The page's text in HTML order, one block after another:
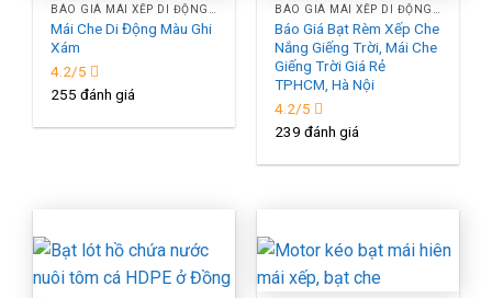
Mái Che Di Động Màu Ghi
Xám
4.2/5
255 đánh giá
Báo Giá Bạt Rèm Xếp Che
Nắng Giếng Trời, Mái Che
Giếng Trời Giá Rẻ
TPHCM, Hà Nội
4.2/5
239 đánh giá